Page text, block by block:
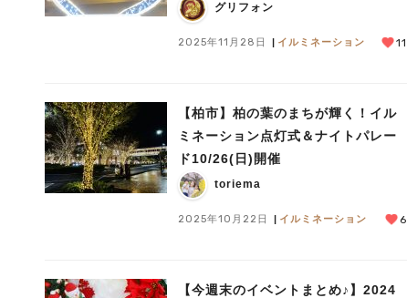
グリフォン
2025年11月28日 イルミネーション 11
【柏市】柏の葉のまちが輝く！イル
ミネーション点灯式＆ナイトパレー
ド10/26(日)開催
toriema
2025年10月22日 イルミネーション 6
【今週末のイベントまとめ♪】2024